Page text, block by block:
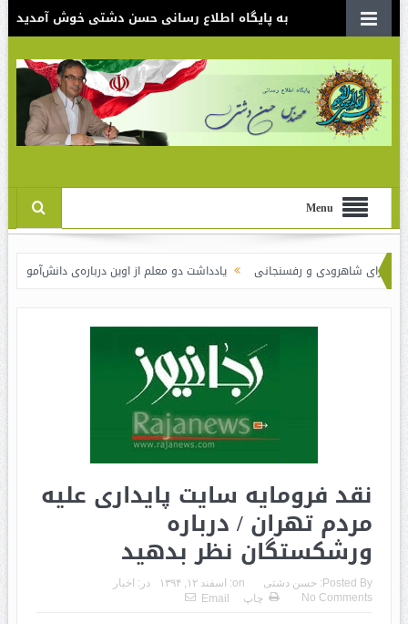
به پایگاه اطلاع رسانی حسن دشتی خوش آمدید
Menu
و رفسنجانی یادداشت دو معلم از اوین درباره‌ی دانش‌آموزانی که سوختند
نقد فرومایه سایت‌ پایداری علیه
مردم‌ تهران / درباره
ورشکستگان نظر بدهید
Posted By: حسن دشتی on: اسفند ۱۲, ۱۳۹۴ در: اخبار
No Comments
چاپ Email